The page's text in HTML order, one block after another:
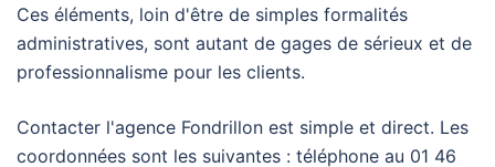
Ces éléments, loin d'être de simples formalités
administratives, sont autant de gages de sérieux et de
professionnalisme pour les clients.
Contacter l'agence Fondrillon est simple et direct. Les
coordonnées sont les suivantes : téléphone au 01 46